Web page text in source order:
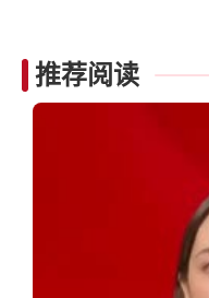
推荐阅读